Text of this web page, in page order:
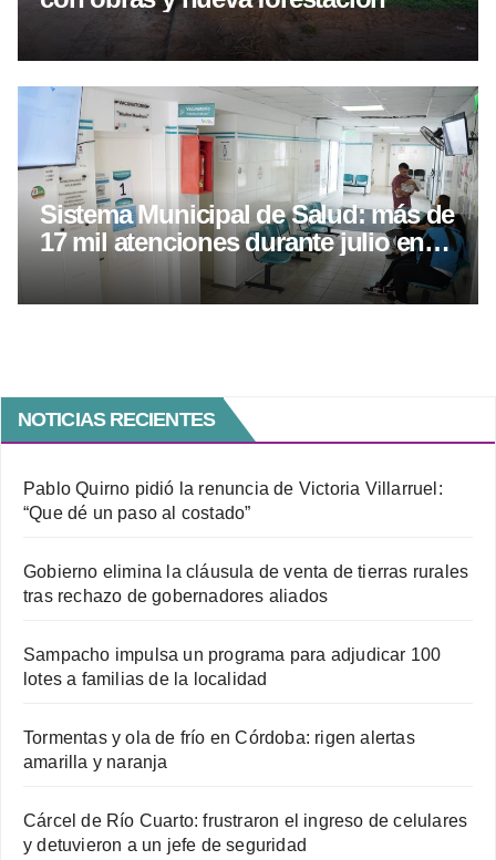
Sistema Municipal de Salud: más de
17 mil atenciones durante julio en
Villa María
NOTICIAS RECIENTES
Pablo Quirno pidió la renuncia de Victoria Villarruel:
“Que dé un paso al costado”
Gobierno elimina la cláusula de venta de tierras rurales
tras rechazo de gobernadores aliados
Sampacho impulsa un programa para adjudicar 100
lotes a familias de la localidad
Tormentas y ola de frío en Córdoba: rigen alertas
amarilla y naranja
Cárcel de Río Cuarto: frustraron el ingreso de celulares
y detuvieron a un jefe de seguridad